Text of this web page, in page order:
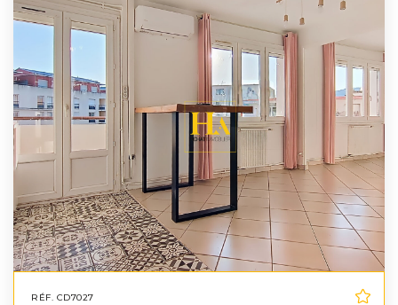
RÉF. CD7027